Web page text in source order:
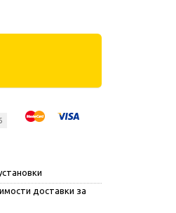
доставки за